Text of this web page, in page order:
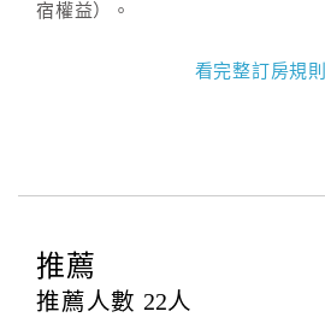
宿權益）。
四、訂單異動
提出申辦不得異動訂單。
每筆訂單異動限定
辦理取消退款。
看完整訂房規則
推薦
推薦人數 22人